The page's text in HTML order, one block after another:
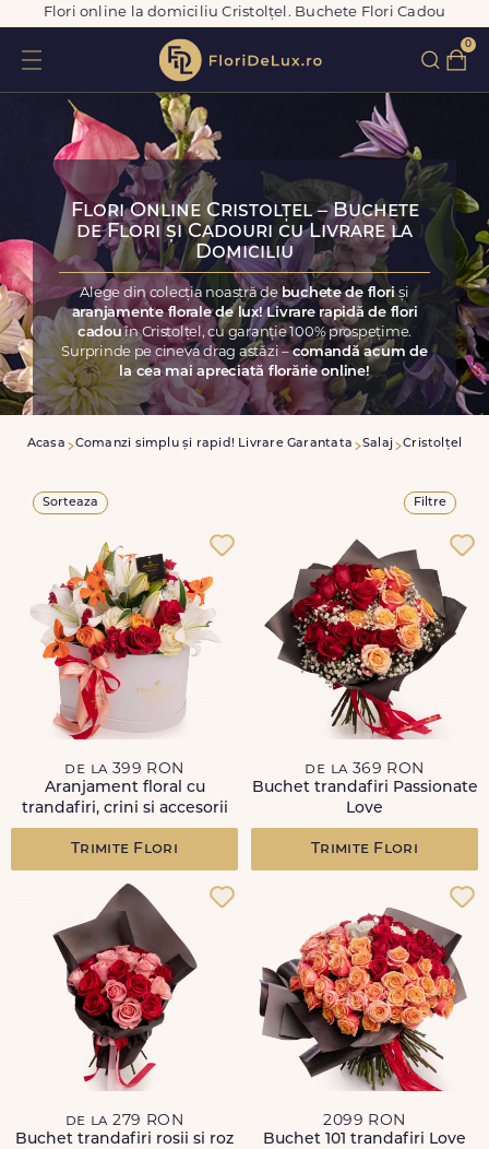
Flori online la domiciliu Cristolțel. Buchete Flori Cadou
0
Flori Online Cristolțel – Buchete
de Flori și Cadouri cu Livrare la
Domiciliu
Alege din colecția noastră de buchete de floriși
aranjamente florale de lux! Livrare rapidă de flori
cadouîn Cristolțel, cu garanție 100% prospețime.
Surprinde pe cineva drag astăzi –comandă acum de
la cea mai apreciată florărie online!
Acasa Comanzi simplu și rapid! Livrare Garantata Salaj Cristolțel
Sorteaza Filtre
de la 399 RON
Aranjament floral cu
trandafiri, crini si accesorii
Trimite Flori
de la 369 RON
Buchet trandafiri Passionate
Love
Trimite Flori
de la 279 RON
Buchet trandafiri rosii si roz
2099 RON
Buchet 101 trandafiri Love